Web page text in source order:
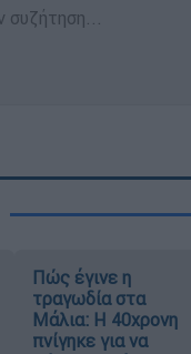
Πώς έγινε η
τραγωδία στα
Μάλια: Η 40χρονη
πνίγηκε για να